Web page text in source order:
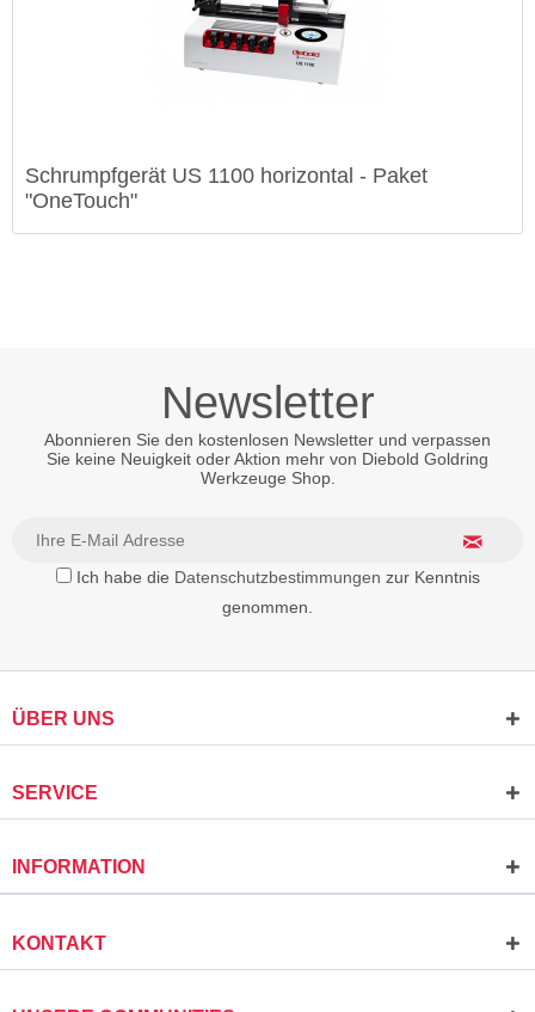
Schrumpfgerät US 1100 horizontal - Paket
"OneTouch"
Newsletter
Abonnieren Sie den kostenlosen Newsletter und verpassen
Sie keine Neuigkeit oder Aktion mehr von Diebold Goldring
Werkzeuge Shop.
Ich habe die Datenschutzbestimmungen zur Kenntnis
genommen.
ÜBER UNS
SERVICE
INFORMATION
KONTAKT